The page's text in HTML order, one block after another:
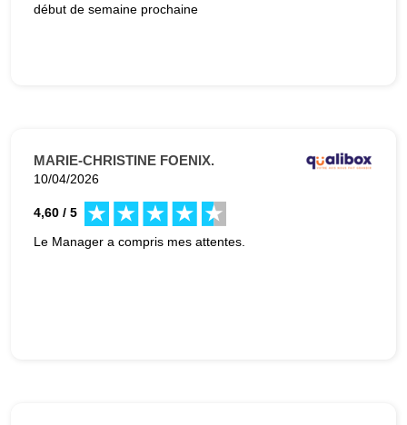
début de semaine prochaine
MARIE-CHRISTINE FOENIX.
10/04/2026
4,60 / 5
Le Manager a compris mes attentes.